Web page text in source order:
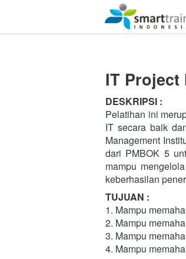
IT Project
DESKRIPSI :
Pelatihan ini
IT secara baik
Management
dari PMBOK 5
mampu
keberhasilan
TUJUAN :
1. Mampu
2. Mampu
3. Mampu
4. Mampu